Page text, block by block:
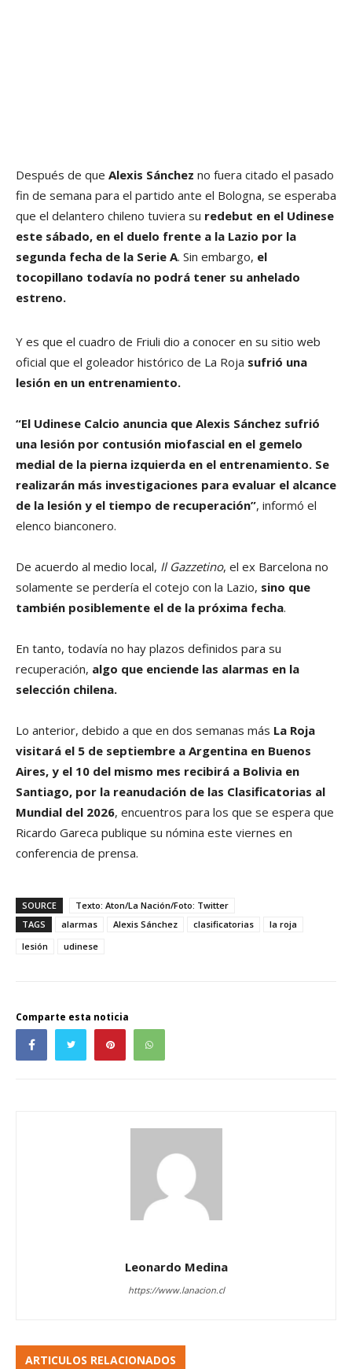
Después de que Alexis Sánchez no fuera citado el pasado
fin de semana para el partido ante el Bologna, se esperaba
que el delantero chileno tuviera su redebut en el Udinese
este sábado, en el duelo frente a la Lazio por la
segunda fecha de la Serie A. Sin embargo, el
tocopillano todavía no podrá tener su anhelado
estreno.
Y es que el cuadro de Friuli dio a conocer en su sitio web
oficial que el goleador histórico de La Roja sufrió una
lesión en un entrenamiento.
“El Udinese Calcio anuncia que Alexis Sánchez sufrió
una lesión por contusión miofascial en el gemelo
medial de la pierna izquierda en el entrenamiento. Se
realizarán más investigaciones para evaluar el alcance
de la lesión y el tiempo de recuperación”, informó el
elenco bianconero.
De acuerdo al medio local, Il Gazzetino, el ex Barcelona no
solamente se perdería el cotejo con la Lazio, sino que
también posiblemente el de la próxima fecha.
En tanto, todavía no hay plazos definidos para su
recuperación, algo que enciende las alarmas en la
selección chilena.
Lo anterior, debido a que en dos semanas más La Roja
visitará el 5 de septiembre a Argentina en Buenos
Aires, y el 10 del mismo mes recibirá a Bolivia en
Santiago, por la reanudación de las Clasificatorias al
Mundial del 2026, encuentros para los que se espera que
Ricardo Gareca publique su nómina este viernes en
conferencia de prensa.
SOURCE
Texto: Aton/La Nación/Foto: Twitter
TAGS
alarmas Alexis Sánchez clasificatorias
la roja
lesión
udinese
Comparte esta noticia
Leonardo Medina
https://www.lanacion.cl
ARTICULOS RELACIONADOS